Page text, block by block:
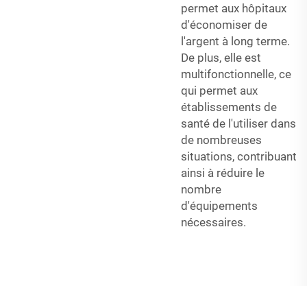
permet aux hôpitaux
d'économiser de
l'argent à long terme.
De plus, elle est
multifonctionnelle, ce
qui permet aux
établissements de
santé de l'utiliser dans
de nombreuses
situations, contribuant
ainsi à réduire le
nombre
d'équipements
nécessaires.